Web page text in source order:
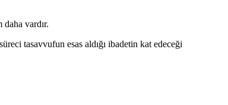
vardır.
tasavvufun esas aldığı ibadetin kat edeceği